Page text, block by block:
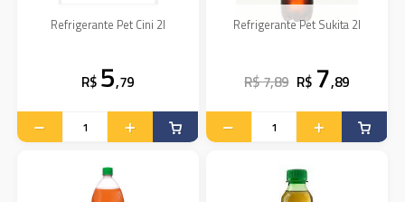
Refrigerante Pet Cini 2l
R$ 5,79
Refrigerante Pet Sukita 2l
R$ 7,89 R$ 7,89